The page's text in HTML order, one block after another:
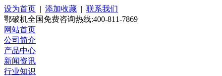
设为首页 | 添加收藏 | 联系我们
鄂破机全国免费咨询热线:400-811-7869
网站首页
公司简介
产品中心
新闻资讯
行业知识